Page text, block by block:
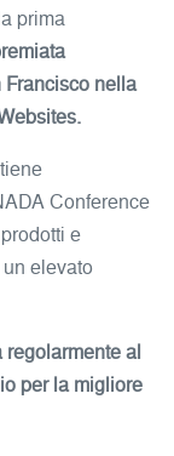
prima
Francisco nella
Conference
e
elevato
al
per la migliore